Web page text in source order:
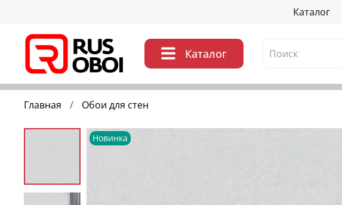
Каталог
Каталог
Главная Обои для стен
Новинка